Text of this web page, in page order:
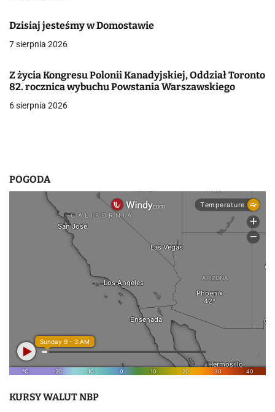
w
i
s
Dzisiaj jesteśmy w Domostawie
7 sierpnia 2026
Z życia Kongresu Polonii Kanadyjskiej, Oddział Toronto
82. rocznica wybuchu Powstania Warszawskiego
6 sierpnia 2026
POGODA
KURSY WALUT NBP